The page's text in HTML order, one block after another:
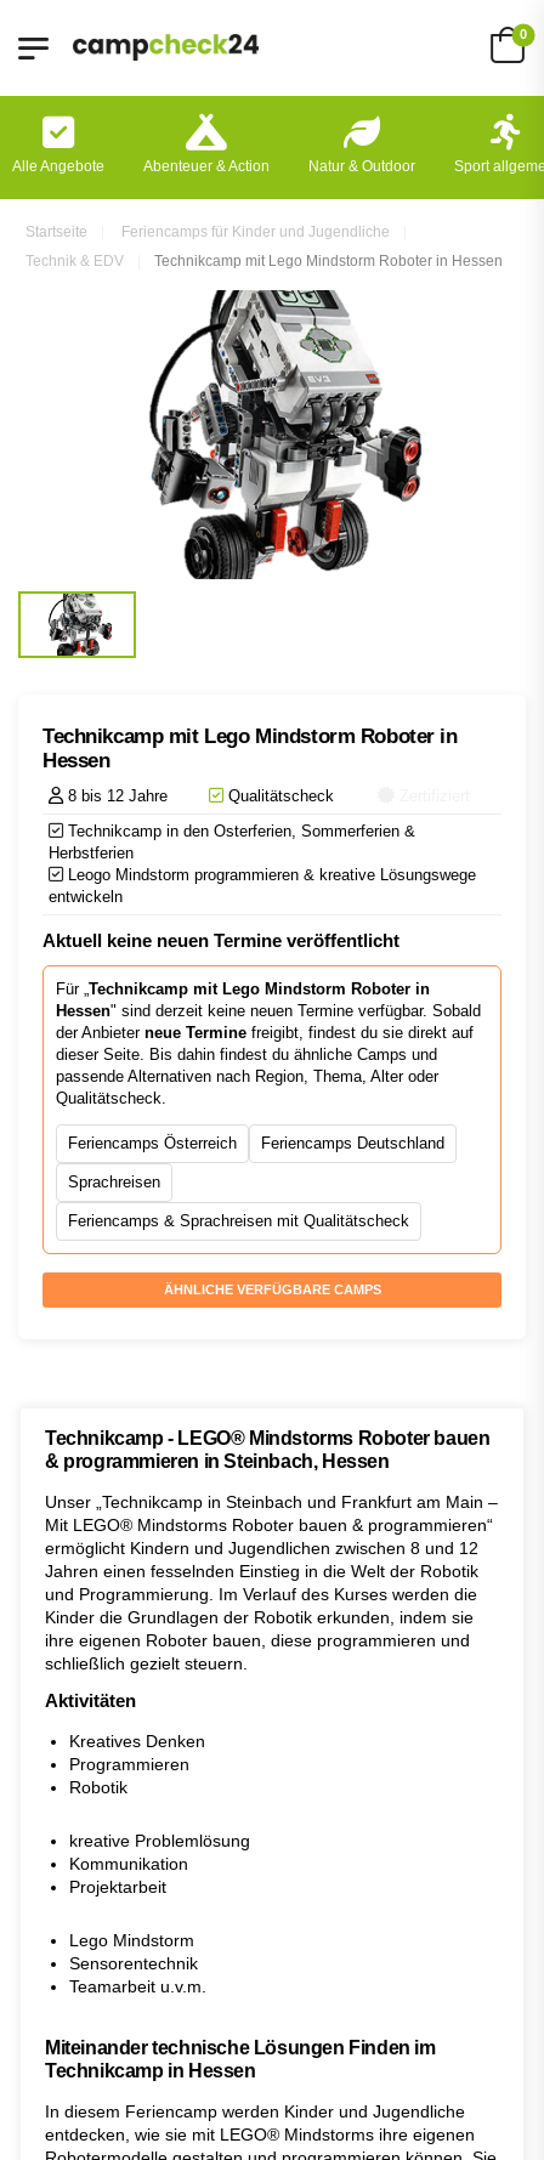
0
Alle Angebote Abenteuer & Action Natur & Outdoor Sport
Startseite
Feriencamps für Kinder und Jugendliche
Technik & EDV
Technikcamp mit Lego Mindstorm Roboter in Hessen
Technikcamp mit Lego Mindstorm Roboter in
Hessen
8 bis 12 Jahre Qualitätscheck
Technikcamp in den Osterferien, Sommerferien &
Herbstferien
Leogo Mindstorm programmieren & kreative Lösungswege
entwickeln
Aktuell keine neuen Termine veröffentlicht
Für „ Technikcamp mit Lego Mindstorm Roboter in
Hessen" sind derzeit keine neuen Termine verfügbar. Sobald
der Anbieter neue Termine freigibt, findest du sie direkt auf
dieser Seite. Bis dahin findest du ähnliche Camps und
passende Alternativen nach Region, Thema, Alter oder
Qualitätscheck.
Feriencamps Österreich Feriencamps Deutschland
Sprachreisen
Feriencamps & Sprachreisen mit Qualitätscheck
ÄHNLICHE VERFÜGBARE CAMPS
Technikcamp - LEGO® Mindstorms Roboter bauen
& programmieren in Steinbach, Hessen
Unser „Technikcamp in Steinbach und Frankfurt am Main –
Mit LEGO® Mindstorms Roboter bauen & programmieren“
ermöglicht Kindern und Jugendlichen zwischen 8 und 12
Jahren einen fesselnden Einstieg in die Welt der Robotik
und Programmierung. Im Verlauf des Kurses werden die
Kinder die Grundlagen der Robotik erkunden, indem sie
ihre eigenen Roboter bauen, diese programmieren und
schließlich gezielt steuern.
Aktivitäten
Kreatives Denken
Programmieren
Robotik
kreative Problemlösung
Kommunikation
Projektarbeit
Lego Mindstorm
Sensorentechnik
Teamarbeit u.v.m.
Miteinander technische Lösungen Finden im
Technikcamp in Hessen
In diesem Feriencamp werden Kinder und Jugendliche
entdecken, wie sie mit LEGO® Mindstorms ihre eigenen